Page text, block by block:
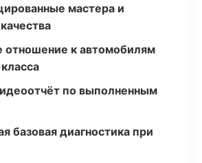
мастера и
отношение к автомобилям
по выполненным
базовая диагностика при